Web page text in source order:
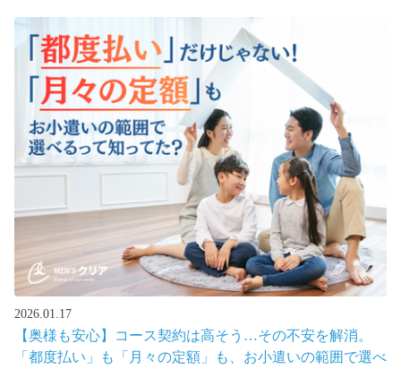
2026.01.17
【奥様も安心】コース契約は高そう…その不安を解消。
「都度払い」も「月々の定額」も、お小遣いの範囲で選べ